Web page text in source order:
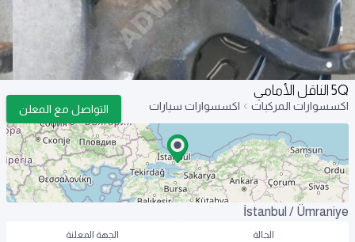
5Q الناقل الأمامي
اكسسوارات المركبات اكسسوارات سيارات التواصل مع المعلن
İstanbul / Ümraniye
الحالة الجهة المعلنة